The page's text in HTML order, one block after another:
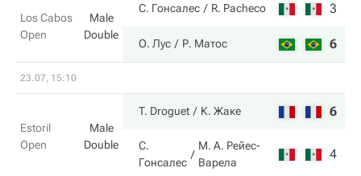
Los Cabos
Open
Male
Double
С. Гонсалес R. Pacheco 3
О. Лус Р. Матос 6
23.07, 15:10
Estoril
Open
Male
Double
T. Droguet К. Жаке 6
С.
Гонсалес
М. А. Рейес-
Варела
4